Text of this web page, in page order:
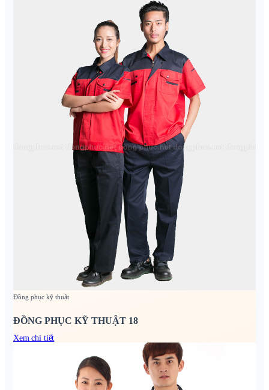
Đồng phục kỹ thuật
ĐỒNG PHỤC KỸ THUẬT 18
Xem chi tiết